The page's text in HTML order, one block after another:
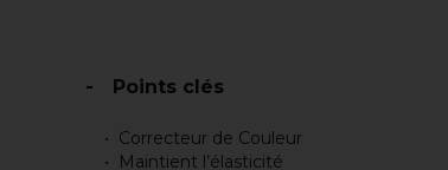
Points clés
Correcteur de Couleur
Maintient l’élasticité